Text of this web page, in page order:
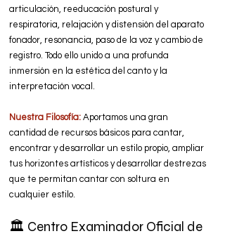
articulación, reeducación postural y
respiratoria, relajación y distensión del aparato
fonador, resonancia, paso de la voz y cambio de
registro. Todo ello unido a una profunda
inmersión en la estética del canto y la
interpretación vocal.
Nuestra Filosofía: Aportamos una gran
cantidad de recursos básicos para cantar,
encontrar y desarrollar un estilo propio, ampliar
tus horizontes artísticos y desarrollar destrezas
que te permitan cantar con soltura en
cualquier estilo.
🏛️ Centro Examinador Oficial de